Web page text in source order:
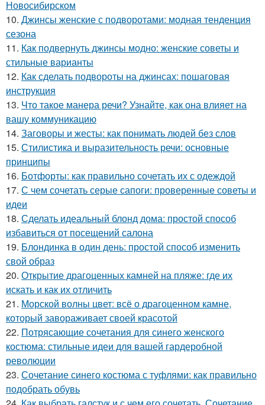
Новосибирском
10. Джинсы женские с подворотами: модная тенденция
сезона
11. Как подвернуть джинсы модно: женские советы и
стильные варианты
12. Как сделать подвороты на джинсах: пошаговая
инструкция
13. Что такое манера речи? Узнайте, как она влияет на
вашу коммуникацию
14. Заговоры и жесты: как понимать людей без слов
15. Стилистика и выразительность речи: основные
принципы
16. Ботфорты: как правильно сочетать их с одеждой
17. С чем сочетать серые сапоги: проверенные советы и
идеи
18. Сделать идеальный блонд дома: простой способ
избавиться от посещений салона
19. Блондинка в один день: простой способ изменить
свой образ
20. Открытие драгоценных камней на пляже: где их
искать и как их отличить
21. Морской волны цвет: всё о драгоценном камне,
который завораживает своей красотой
22. Потрясающие сочетания для синего женского
костюма: стильные идеи для вашей гардеробной
революции
23. Сочетание синего костюма с туфлями: как правильно
подобрать обувь